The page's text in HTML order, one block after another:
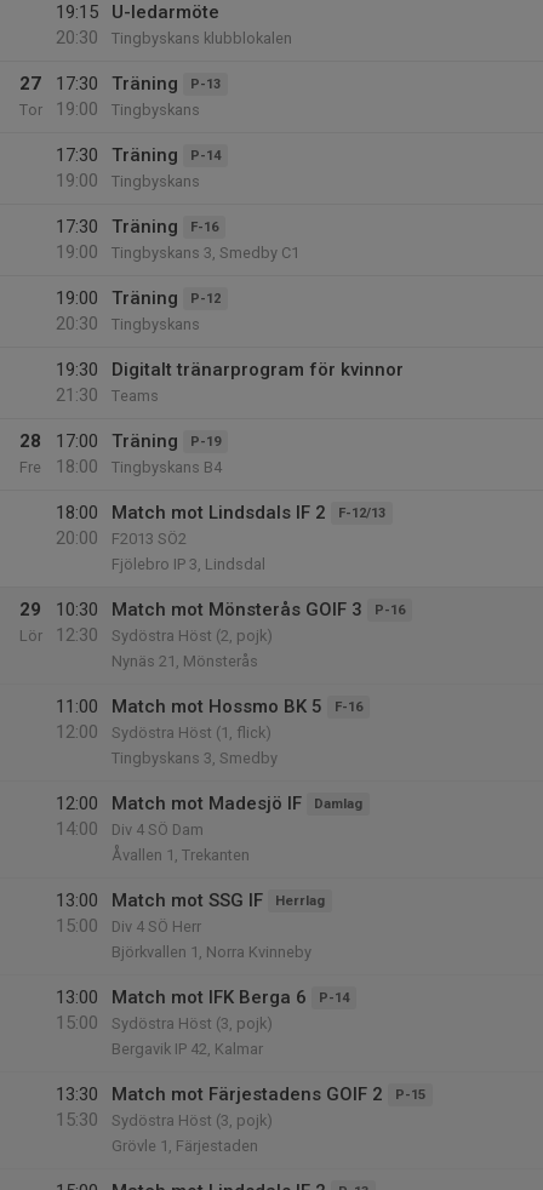
19:15
20:30
U-ledarmöte
Tingbyskans klubblokalen
27
Tor
17:30
19:00
Träning P-13
Tingbyskans
17:30
19:00
Träning P-14
Tingbyskans
17:30
19:00
Träning F-16
Tingbyskans 3, Smedby C1
19:00
20:30
Träning P-12
Tingbyskans
19:30
21:30
Digitalt tränarprogram för kvinnor
Teams
28
Fre
17:00
18:00
Träning P-19
Tingbyskans B4
18:00
20:00
Match mot Lindsdals IF 2 F-12/13
F2013 SÖ2
Fjölebro IP 3, Lindsdal
29
Lör
10:30
12:30
Match mot Mönsterås GOIF 3 P-16
Sydöstra Höst (2, pojk)
Nynäs 21, Mönsterås
11:00
12:00
Match mot Hossmo BK 5 F-16
Sydöstra Höst (1, flick)
Tingbyskans 3, Smedby
12:00
14:00
Match mot Madesjö IF Damlag
Div 4 SÖ Dam
Åvallen 1, Trekanten
13:00
15:00
Match mot SSG IF Herrlag
Div 4 SÖ Herr
Björkvallen 1, Norra Kvinneby
13:00
15:00
Match mot IFK Berga 6 P-14
Sydöstra Höst (3, pojk)
Bergavik IP 42, Kalmar
13:30
15:30
Match mot Färjestadens GOIF 2 P-15
Sydöstra Höst (3, pojk)
Grövle 1, Färjestaden